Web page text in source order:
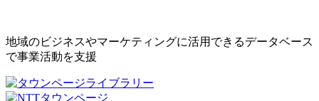
地域のビジネスやマーケティングに活用できるデータベース
で事業活動を支援